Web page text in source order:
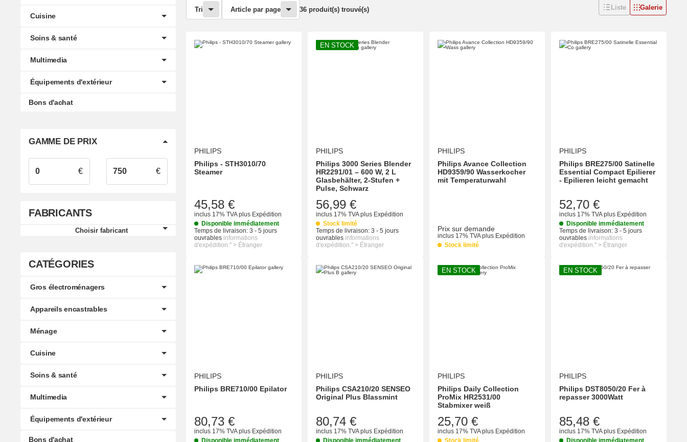
Tri Article par page 36 produit(s) trouvé(s) Liste Galerie
PHILIPS
Philips - STH3010/70
Steamer
45,58 €
inclus 17% TVAplus Expédition
Disponible immédiatement
Temps de livraison: 3 - 5 jours
ouvrables informations
d'expédition." > Étranger
EN STOCK
PHILIPS
Philips 3000 Series Blender
HR2291/01 – 600 W, 2 L
Glasbehälter, 2-Stufen +
Pulse, Schwarz
56,99 €
inclus 17% TVAplus Expédition
Stock limité
Temps de livraison: 3 - 5 jours
ouvrables informations
d'expédition." > Étranger
PHILIPS
Philips Avance Collection
HD9359/90 Wasserkocher
mit Temperaturwahl
Prix sur demande
inclus 17% TVAplus Expédition
Stock limité
PHILIPS
Philips BRE275/00 Satinelle
Essential Compact Epilierer
- Epilieren leicht gemacht
52,70 €
inclus 17% TVAplus Expédition
Disponible immédiatement
Temps de livraison: 3 - 5 jours
ouvrables informations
d'expédition." > Étranger
PHILIPS
Philips BRE710/00 Epilator
80,73 €
inclus 17% TVAplus Expédition
Disponible immédiatement
PHILIPS
Philips CSA210/20 SENSEO
Original Plus Blassmint
80,74 €
inclus 17% TVAplus Expédition
Disponible immédiatement
EN STOCK
PHILIPS
Philips Daily Collection
ProMix HR2531/00
Stabmixer weiß
25,70 €
inclus 17% TVAplus Expédition
Stock limité
EN STOCK
PHILIPS
Philips DST8050/20 Fer à
repasser 3000Watt
85,48 €
inclus 17% TVAplus Expédition
Disponible immédiatement
Cuisine
Soins & santé
Multimedia
Équipements d'extérieur
Bons d'achat
GAMME DE PRIX
€ €
FABRICANTS
Choisir fabricant
CATÉGORIES
Gros électroménagers
Appareils encastrables
Ménage
Cuisine
Soins & santé
Multimedia
Équipements d'extérieur
Bons d'achat